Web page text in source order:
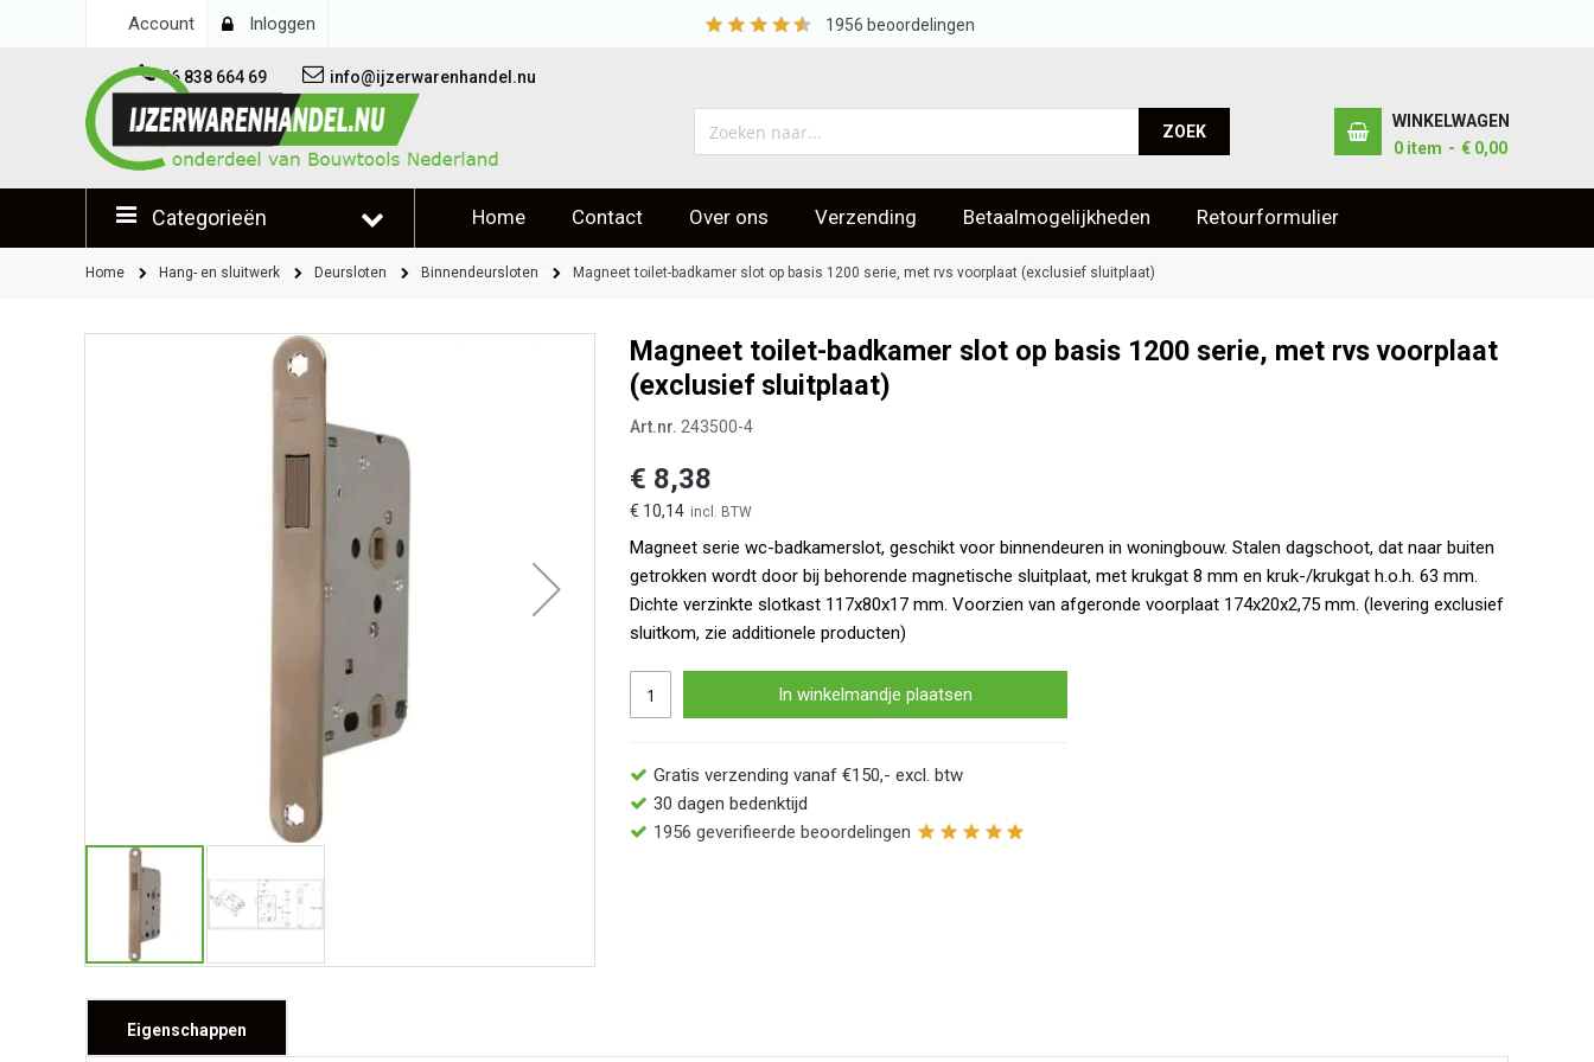
Account Inloggen 1956 beoordelingen
06 838 664 69 info@ijzerwarenhandel.nu
ZOEK
WINKELWAGEN
0 item € 0,00
Categorieën Home Contact Over ons Verzending Betaalmogelijkheden Retourformulier
Klantbeoordelingen
Home Hang- en sluitwerk Deursloten Binnendeursloten Magneet toilet-badkamer slot op basis 1200 serie, met rvs voorplaat (exclusief sluitplaat)
Magneet toilet-badkamer slot op basis 1200 serie, met rvs voorplaat
(exclusief sluitplaat)
Art.nr. 243500-4
€ 10,14
€ 8,38
Magneet serie wc-badkamerslot, geschikt voor binnendeuren in woningbouw. Stalen dagschoot, dat naar buiten
getrokken wordt door bij behorende magnetische sluitplaat, met krukgat 8 mm en kruk-/krukgat h.o.h. 63 mm.
Dichte verzinkte slotkast 117x80x17 mm. Voorzien van afgeronde voorplaat 174x20x2,75 mm. (levering exclusief
sluitkom, zie additionele producten)
In winkelmandje plaatsen
Gratis verzending vanaf €150,- excl. btw
30 dagen bedenktijd
1956 geverifieerde beoordelingen
Eigenschappen